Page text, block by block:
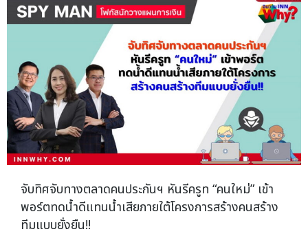
จับทิศจับทางตลาดคนประกันฯ หันรีครูท “คนใหม่” เข้า
พอร์ตทดน้ำดีแทนน้ำเสียภายใต้โครงการสร้างคนสร้าง
ทีมแบบยั่งยืน!!